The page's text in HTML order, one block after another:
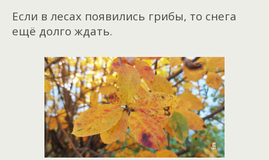
Если в лесах появились грибы, то снега
ещё долго ждать.